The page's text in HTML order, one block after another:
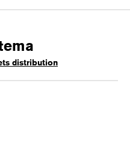
distribution